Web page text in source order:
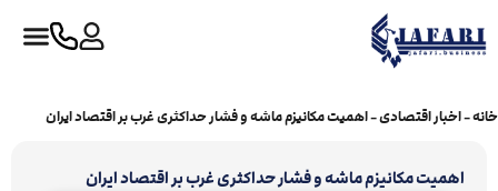
خانه-اخبار اقتصادی-اهمیت مکانیزم ماشه و فشار حداکثری غرب بر اقتصاد ایران
اهمیت مکانیزم ماشه و فشار حداکثری غرب بر اقتصاد ایران